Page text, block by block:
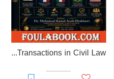
EL RAKHAWI MIND on the Doctrine of Simulation and Sham Transactions in Civil Law